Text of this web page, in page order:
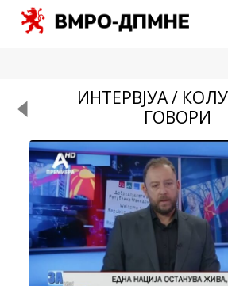
ИНТЕРВЈУА /
ГОВОРИ